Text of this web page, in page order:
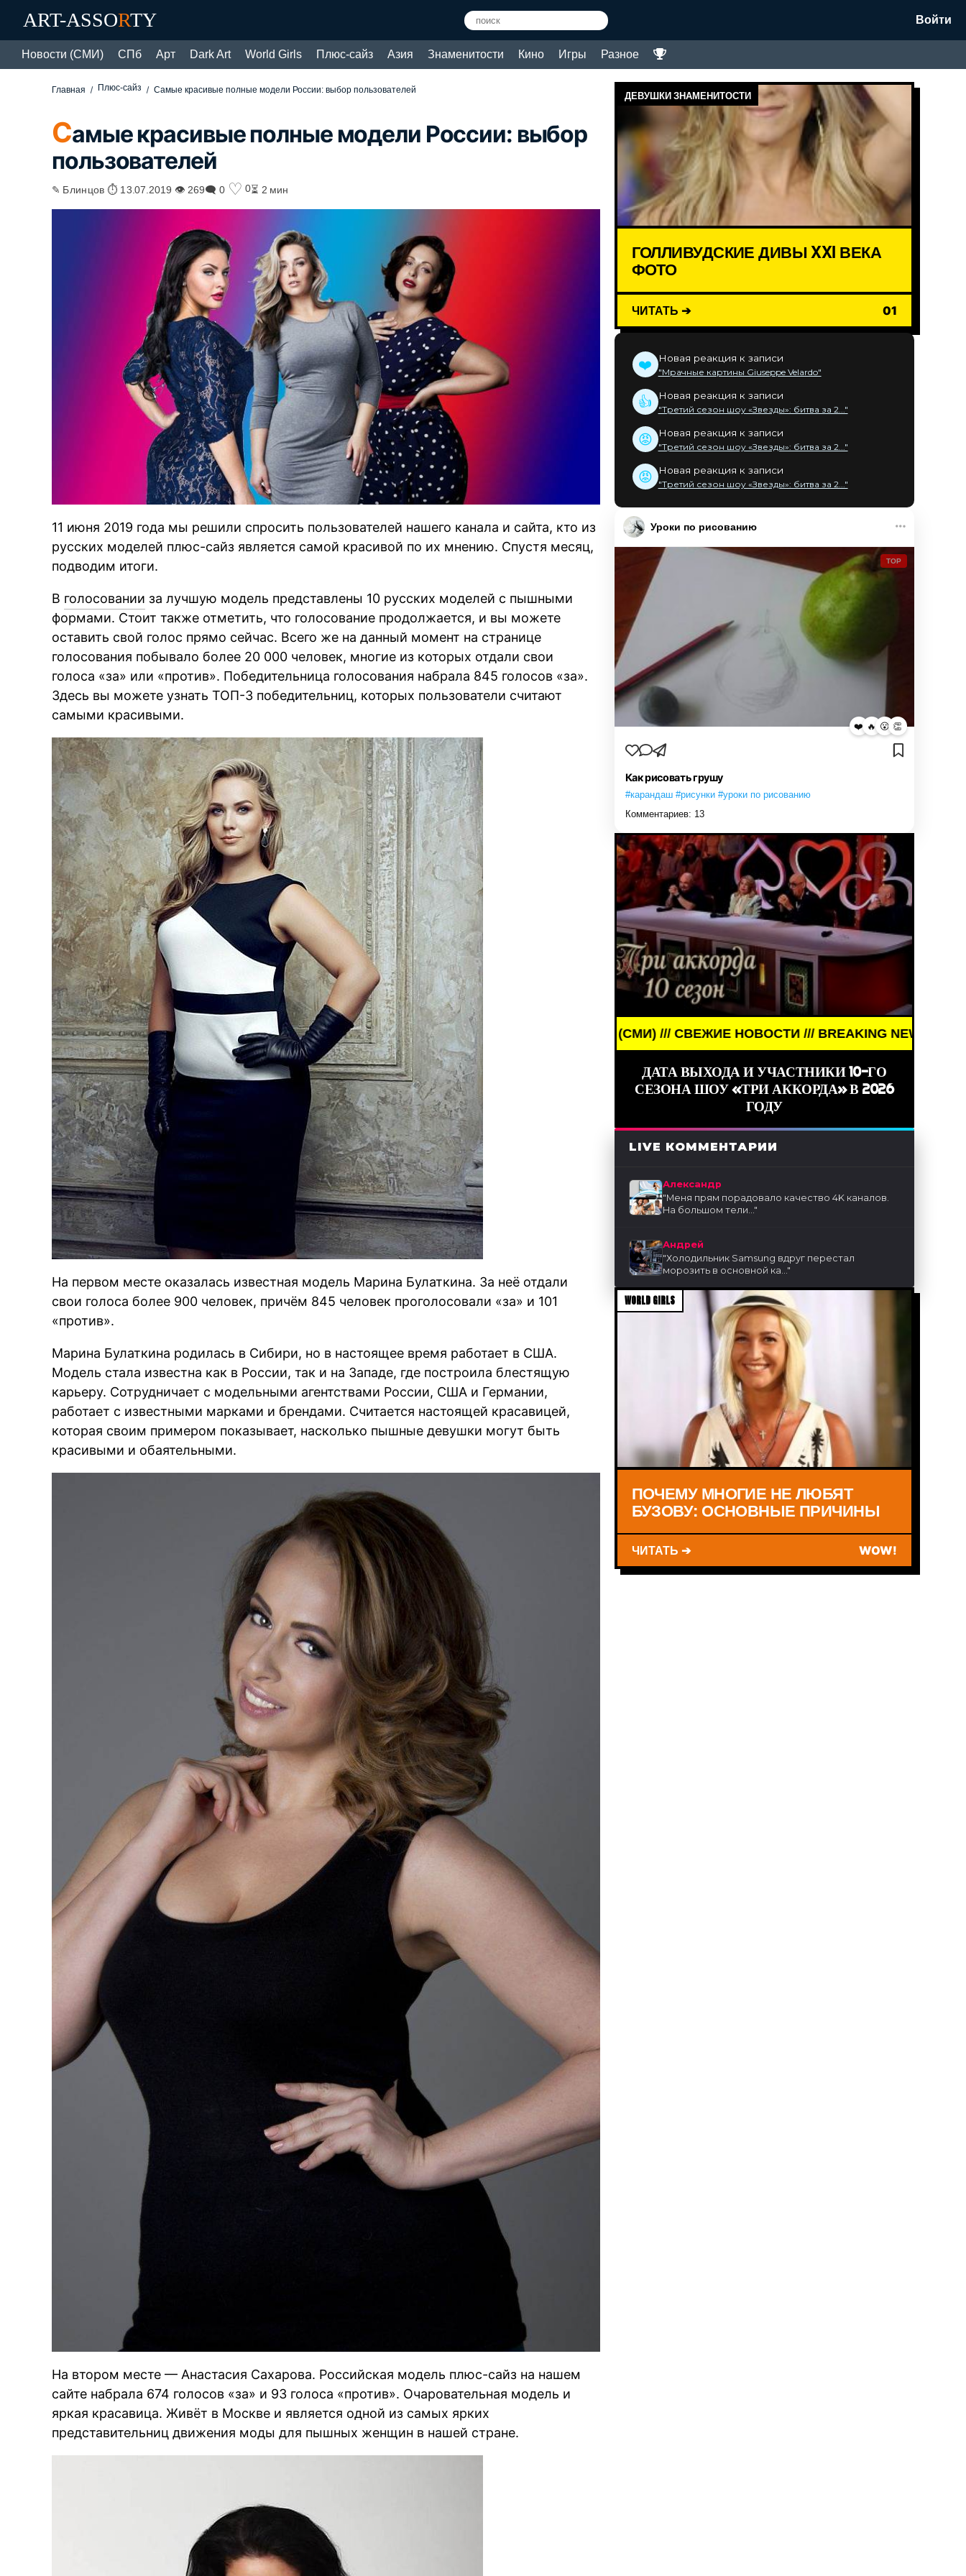
ART-ASSORTY Войти
Новости (СМИ) СПб Арт Dark Art World Girls Плюс-сайз Азия Знаменитости Кино Игры Разное
Главная Плюс-сайз Самые красивые полные модели России: выбор пользователей
Самые красивые полные модели России: выбор
пользователей
✎ Блинцов ⏱ 13.07.2019 👁 269🗨 0 ♡ 0⏳ 2 мин
11 июня 2019 года мы решили спросить пользователей нашего канала и сайта, кто из
русских моделей плюс-сайз является самой красивой по их мнению. Спустя месяц,
подводим итоги.
В голосовании за лучшую модель представлены 10 русских моделей с пышными
формами. Стоит также отметить, что голосование продолжается, и вы можете
оставить свой голос прямо сейчас. Всего же на данный момент на странице
голосования побывало более 20 000 человек, многие из которых отдали свои
голоса «за» или «против». Победительница голосования набрала 845 голосов «за».
Здесь вы можете узнать ТОП-3 победительниц, которых пользователи считают
самыми красивыми.
На первом месте оказалась известная модель Марина Булаткина. За неё отдали
свои голоса более 900 человек, причём 845 человек проголосовали «за» и 101
«против».
Марина Булаткина родилась в Сибири, но в настоящее время работает в США.
Модель стала известна как в России, так и на Западе, где построила блестящую
карьеру. Сотрудничает с модельными агентствами России, США и Германии,
работает с известными марками и брендами. Считается настоящей красавицей,
которая своим примером показывает, насколько пышные девушки могут быть
красивыми и обаятельными.
На втором месте — Анастасия Сахарова. Российская модель плюс-сайз на нашем
сайте набрала 674 голосов «за» и 93 голоса «против». Очаровательная модель и
яркая красавица. Живёт в Москве и является одной из самых ярких
представительниц движения моды для пышных женщин в нашей стране.
ДЕВУШКИ ЗНАМЕНИТОСТИ
ГОЛЛИВУДСКИЕ ДИВЫ XXI ВЕКА
ФОТО
ЧИТАТЬ ➔ 01
❤️ Новая реакция к записи
"Мрачные картины Giuseppe Velardo"
👍 Новая реакция к записи
"Третий сезон шоу «Звезды»: битва за 2..."
😡 Новая реакция к записи
"Третий сезон шоу «Звезды»: битва за 2..."
😡 Новая реакция к записи
"Третий сезон шоу «Звезды»: битва за 2..."
Уроки по рисованию
TOP
❤️ 🔥 😮 👏
Как рисовать грушу
#карандаш #рисунки #уроки по рисованию
Комментариев: 13
BREAKING NEWS /// НОВОСТИ (СМИ) /// СВЕЖИЕ НОВОСТИ /// BREAKING NEWS /// НОВОСТИ (СМИ)
ДАТА ВЫХОДА И УЧАСТНИКИ 10-ГО
СЕЗОНА ШОУ «ТРИ АККОРДА» В 2026
ГОДУ
LIVE КОММЕНТАРИИ
Александр
"Меня прям порадовало качество 4K каналов.
На большом тели..."
Андрей
"Холодильник Samsung вдруг перестал
морозить в основной ка..."
WORLD GIRLS
ПОЧЕМУ МНОГИЕ НЕ ЛЮБЯТ
БУЗОВУ: ОСНОВНЫЕ ПРИЧИНЫ
ЧИТАТЬ ➔ WOW!